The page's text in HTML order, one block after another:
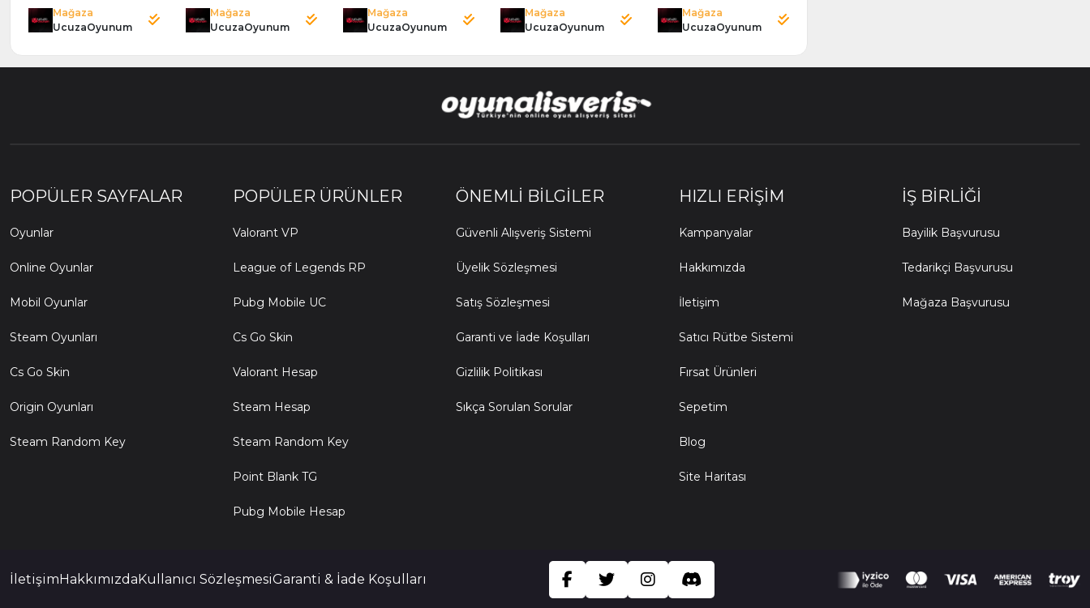
Mağaza
UcuzaOyunum
Mağaza
UcuzaOyunum
Mağaza
UcuzaOyunum
Mağaza
UcuzaOyunum
Mağaza
UcuzaOyunum
POPÜLER SAYFALAR
Oyunlar
Online Oyunlar
Mobil Oyunlar
Steam Oyunları
Cs Go Skin
Origin Oyunları
Steam Random Key
POPÜLER ÜRÜNLER
Valorant VP
League of Legends RP
Pubg Mobile UC
Cs Go Skin
Valorant Hesap
Steam Hesap
Steam Random Key
Point Blank TG
Pubg Mobile Hesap
ÖNEMLI BILGILER
Güvenli Alışveriş Sistemi
Üyelik Sözleşmesi
Satış Sözleşmesi
Garanti ve İade Koşulları
Gizlilik Politikası
Sıkça Sorulan Sorular
HIZLI ERIŞIM
Kampanyalar
Hakkımızda
İletişim
Satıcı Rütbe Sistemi
Fırsat Ürünleri
Sepetim
Blog
Site Haritası
İŞ BIRLIĞI
Bayilik Başvurusu
Tedarikçi Başvurusu
Mağaza Başvurusu
İletişim Hakkımızda Kullanıcı SözleşmesiGaranti & İade Koşulları